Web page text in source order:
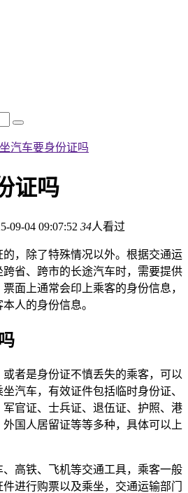
坐汽车要身份证吗
证吗
09-04 09:07:52 34人看过
，除了特殊情况以外。根据交通运
省、跨市的长途汽车时，需要提供
面上通常会印上乘客的身份信息，
人的身份信息。
者是身份证不慎丢失的乘客，可以
汽车，有效证件包括临时身份证、
官证、士兵证、退伍证、护照、港
国人居留证等等多种，具体可以上
高铁、飞机等交通工具，乘客一般
进行购票以及乘坐，交通运输部门